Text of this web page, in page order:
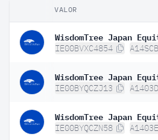
VALOR
WisdomTree Japan
IE00BVXC4854 A14SCB
IE00BYQCZJ13 A1403D
WisdomTree Japan
IE00BYQCZN58 A1403E